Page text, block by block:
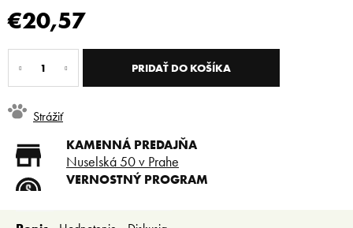
€20,57
Jednotková
cena:
PRIDAŤ DO KOŠÍKA
Strážiť
KAMENNÁ PREDAJŇA
Nuselská 50 v Prahe
VERNOSTNÝ PROGRAM